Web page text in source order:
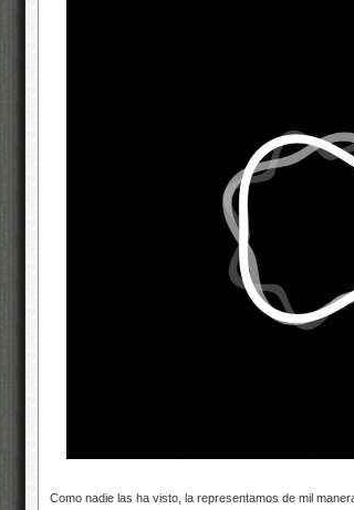
Como nadie las ha visto, la representamos de mil